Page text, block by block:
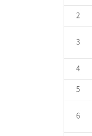
2
3
4
5
6